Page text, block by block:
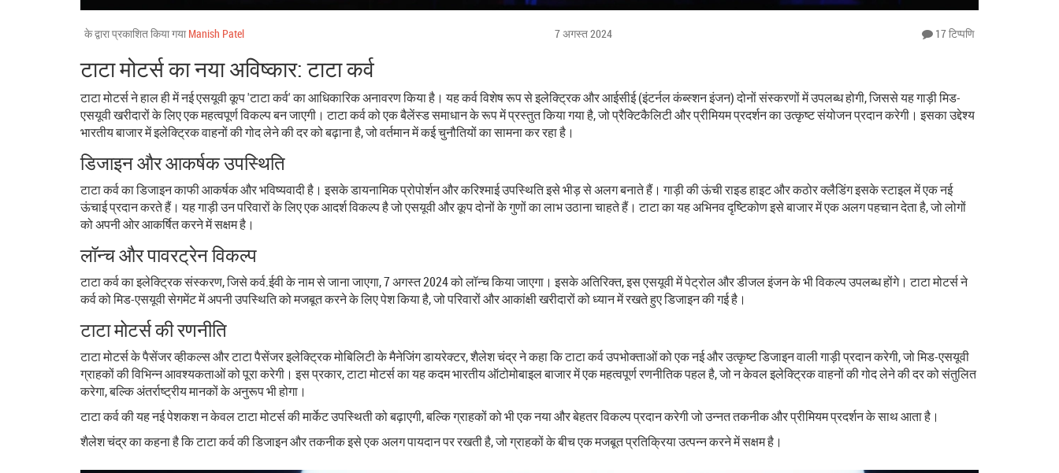
के द्वारा प्रकाशित किया गया Manish Patel 7 अगस्त 2024 17 टिप्पणि
टाटा मोटर्स का नया अविष्कार: टाटा कर्व
टाटा मोटर्स ने हाल ही में नई एसयूवी कूप 'टाटा कर्व' का आधिकारिक अनावरण किया है। यह कर्व विशेष रूप से इलेक्ट्रिक और आईसीई (इंटर्नल कंब्स्शन इंजन) दोनों संस्करणों में उपलब्ध होगी, जिससे यह गाड़ी मिड-
एसयूवी खरीदारों के लिए एक महत्वपूर्ण विकल्प बन जाएगी। टाटा कर्व को एक बैलेंस्ड समाधान के रूप में प्रस्तुत किया गया है, जो प्रैक्टिकैलिटी और प्रीमियम प्रदर्शन का उत्कृष्ट संयोजन प्रदान करेगी। इसका उद्देश्य
भारतीय बाजार में इलेक्ट्रिक वाहनों की गोद लेने की दर को बढ़ाना है, जो वर्तमान में कई चुनौतियों का सामना कर रहा है।
डिजाइन और आकर्षक उपस्थिति
टाटा कर्व का डिजाइन काफी आकर्षक और भविष्यवादी है। इसके डायनामिक प्रोपोर्शन और करिश्माई उपस्थिति इसे भीड़ से अलग बनाते हैं। गाड़ी की ऊंची राइड हाइट और कठोर क्लैडिंग इसके स्टाइल में एक नई
ऊंचाई प्रदान करते हैं। यह गाड़ी उन परिवारों के लिए एक आदर्श विकल्प है जो एसयूवी और कूप दोनों के गुणों का लाभ उठाना चाहते हैं। टाटा का यह अभिनव दृष्टिकोण इसे बाजार में एक अलग पहचान देता है, जो लोगों
को अपनी ओर आकर्षित करने में सक्षम है।
लॉन्च और पावरट्रेन विकल्प
टाटा कर्व का इलेक्ट्रिक संस्करण, जिसे कर्व.ईवी के नाम से जाना जाएगा, 7 अगस्त 2024 को लॉन्च किया जाएगा। इसके अतिरिक्त, इस एसयूवी में पेट्रोल और डीजल इंजन के भी विकल्प उपलब्ध होंगे। टाटा मोटर्स ने
कर्व को मिड-एसयूवी सेगमेंट में अपनी उपस्थिति को मजबूत करने के लिए पेश किया है, जो परिवारों और आकांक्षी खरीदारों को ध्यान में रखते हुए डिजाइन की गई है।
टाटा मोटर्स की रणनीति
टाटा मोटर्स के पैसेंजर व्हीकल्स और टाटा पैसेंजर इलेक्ट्रिक मोबिलिटी के मैनेजिंग डायरेक्टर, शैलेश चंद्र ने कहा कि टाटा कर्व उपभोक्ताओं को एक नई और उत्कृष्ट डिजाइन वाली गाड़ी प्रदान करेगी, जो मिड-एसयूवी
ग्राहकों की विभिन्न आवश्यकताओं को पूरा करेगी। इस प्रकार, टाटा मोटर्स का यह कदम भारतीय ऑटोमोबाइल बाजार में एक महत्वपूर्ण रणनीतिक पहल है, जो न केवल इलेक्ट्रिक वाहनों की गोद लेने की दर को संतुलित
करेगा, बल्कि अंतर्राष्ट्रीय मानकों के अनुरूप भी होगा।
टाटा कर्व की यह नई पेशकश न केवल टाटा मोटर्स की मार्केट उपस्थिती को बढ़ाएगी, बल्कि ग्राहकों को भी एक नया और बेहतर विकल्प प्रदान करेगी जो उन्नत तकनीक और प्रीमियम प्रदर्शन के साथ आता है।
शैलेश चंद्र का कहना है कि टाटा कर्व की डिजाइन और तकनीक इसे एक अलग पायदान पर रखती है, जो ग्राहकों के बीच एक मजबूत प्रतिक्रिया उत्पन्न करने में सक्षम है।